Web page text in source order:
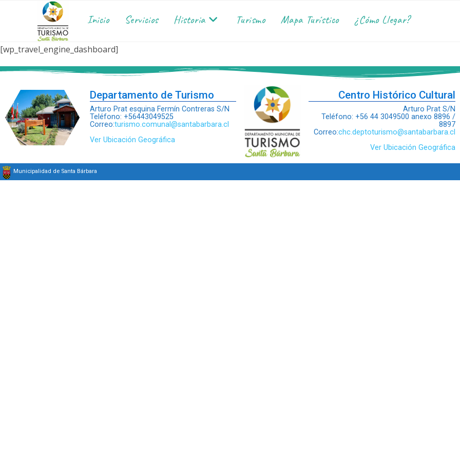
Inicio Servicios Historia Turismo Mapa Turístico ¿Cómo Llegar?
[wp_travel_engine_dashboard]
Departamento de Turismo
Arturo Prat esquina Fermín Contreras S/N
Teléfono: +56443049525
Correo:turismo.comunal@santabarbara.cl
Ver Ubicación Geográfica
Centro Histórico Cultural
Arturo Prat S/N
Teléfono: +56 44 3049500 anexo 8896 /
8897
Correo:chc.deptoturismo@santabarbara.cl
Ver Ubicación Geográfica
Municipalidad de Santa Bárbara